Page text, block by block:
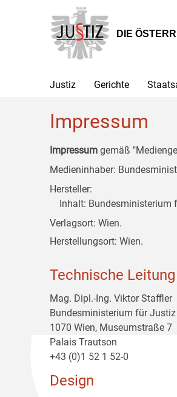
Hauptnavigation
[1]
Inhalt
[2]
Untermenü
[3]
DIE
Justiz Gerichte
Impressum
Impressum gemäß
Medieninhaber:
Hersteller:
Inhalt: Bundesministerium
Verlagsort: Wien.
Herstellungsort: Wien.
Technische Leitung
Mag. Dipl.-Ing. Viktor Staffler
Bundesministerium für Justiz
1070 Wien, Museumstraße 7
Palais Trautson
+43 (0)1 52 1 52-0
Design